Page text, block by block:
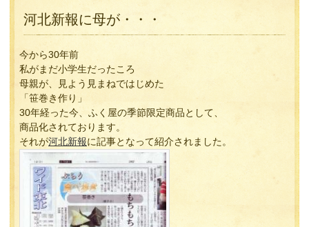
河北新報に母が・・・
今から30年前
私がまだ小学生だったころ
母親が、見よう見まねではじめた
「笹巻き作り」
30年経った今、ふく屋の季節限定商品として、
商品化されております。
それが河北新報に記事となって紹介されました。